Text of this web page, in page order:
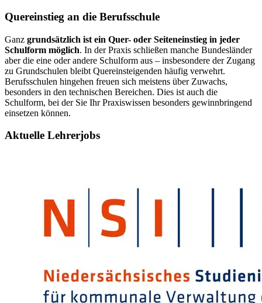
Quereinstieg an die Berufsschule
Ganz grundsätzlich ist ein Quer- oder Seiteneinstieg in jeder
Schulform möglich. In der Praxis schließen manche Bundesländer
aber die eine oder andere Schulform aus – insbesondere der Zugang
zu Grundschulen bleibt Quereinsteigenden häufig verwehrt.
Berufsschulen hingehen freuen sich meistens über Zuwachs,
besonders in den technischen Bereichen. Dies ist auch die
Schulform, bei der Sie Ihr Praxiswissen besonders gewinnbringend
einsetzen können.
Aktuelle Lehrerjobs